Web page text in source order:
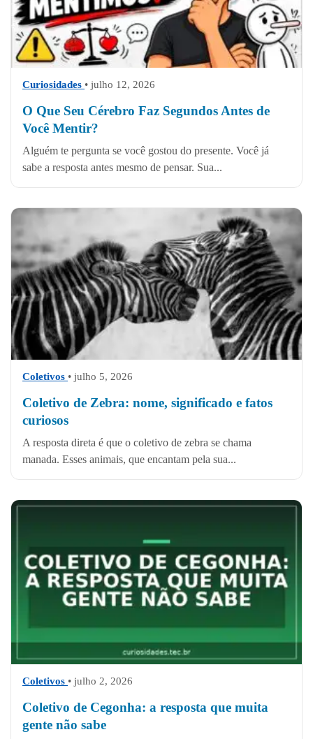
Curiosidades • julho 12, 2026
O Que Seu Cérebro Faz Segundos Antes de
Você Mentir?
Alguém te pergunta se você gostou do presente. Você já
sabe a resposta antes mesmo de pensar. Sua...
Coletivos • julho 5, 2026
Coletivo de Zebra: nome, significado e fatos
curiosos
A resposta direta é que o coletivo de zebra se chama
manada. Esses animais, que encantam pela sua...
Coletivos • julho 2, 2026
Coletivo de Cegonha: a resposta que muita
gente não sabe